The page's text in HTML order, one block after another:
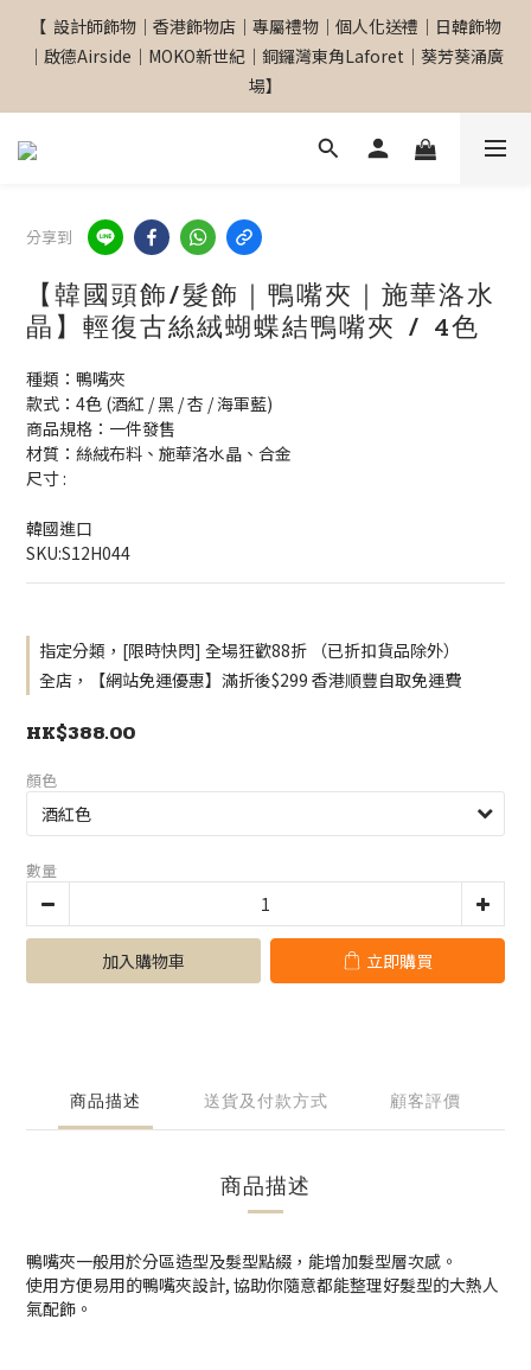
【  設計師飾物｜香港飾物店｜專屬禮物｜個人化送禮｜日韓飾物
｜啟德Airside｜MOKO新世紀｜銅鑼灣東角Laforet｜葵芳葵涌廣
場】
【  設計師飾物｜香港飾物店｜專屬禮物｜個人化送禮｜日韓飾物
｜啟德Airside｜MOKO新世紀｜銅鑼灣東角Laforet｜葵芳葵涌廣
場】
【專屬禮物 心意訂制館】最新上線
｜啟德Airside｜MOKO新世紀｜銅鑼灣東角Laforet｜葵芳葵涌廣
分享到
【韓國頭飾/髮飾｜鴨嘴夾｜施華洛水
晶】輕復古絲絨蝴蝶結鴨嘴夾 / 4色
種類：鴨嘴夾
款式：4色 (酒紅 / 黑 / 杏 / 海軍藍)
商品規格：一件發售
材質：絲絨布料、施華洛水晶、合金
尺寸 :
韓國進口
SKU:S12H044
指定分類，[限時快閃] 全場狂歡88折 （已折扣貨品除外）
全店，【網站免運優惠】滿折後$299 香港順豐自取免運費
HK$388.00
顏色
數量
加入購物車 立即購買
商品描述 送貨及付款方式 顧客評價
商品描述
鴨嘴夾一般用於分區造型及髮型點綴，能增加髮型層次感。
使用方便易用的鴨嘴夾設計, 協助你隨意都能整理好髮型的大熱人
氣配飾。